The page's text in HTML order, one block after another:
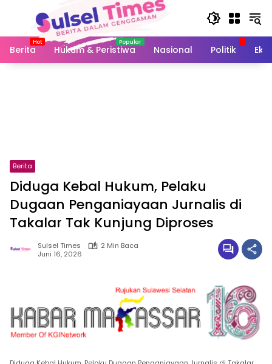
Berita
Hukum & Peristiwa Nasional Politik
Berita
Diduga Kebal Hukum, Pelaku
Dugaan Penganiayaan Jurnalis di
Takalar Tak Kunjung Diproses
Sulsel Times
2 Min Baca
Juni 16, 2026